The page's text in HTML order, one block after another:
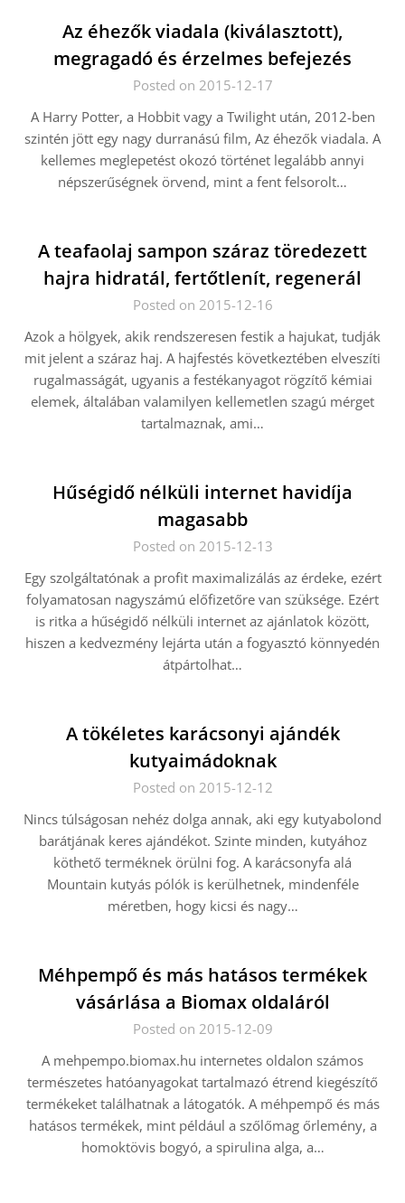
Az éhezők viadala (kiválasztott),
megragadó és érzelmes befejezés
Posted on 2015-12-17
A Harry Potter, a Hobbit vagy a Twilight után, 2012-ben
szintén jött egy nagy durranású film, Az éhezők viadala. A
kellemes meglepetést okozó történet legalább annyi
népszerűségnek örvend, mint a fent felsorolt…
A teafaolaj sampon száraz töredezett
hajra hidratál, fertőtlenít, regenerál
Posted on 2015-12-16
Azok a hölgyek, akik rendszeresen festik a hajukat, tudják
mit jelent a száraz haj. A hajfestés következtében elveszíti
rugalmasságát, ugyanis a festékanyagot rögzítő kémiai
elemek, általában valamilyen kellemetlen szagú mérget
tartalmaznak, ami…
Hűségidő nélküli internet havidíja
magasabb
Posted on 2015-12-13
Egy szolgáltatónak a profit maximalizálás az érdeke, ezért
folyamatosan nagyszámú előfizetőre van szüksége. Ezért
is ritka a hűségidő nélküli internet az ajánlatok között,
hiszen a kedvezmény lejárta után a fogyasztó könnyedén
átpártolhat…
A tökéletes karácsonyi ajándék
kutyaimádoknak
Posted on 2015-12-12
Nincs túlságosan nehéz dolga annak, aki egy kutyabolond
barátjának keres ajándékot. Szinte minden, kutyához
köthető terméknek örülni fog. A karácsonyfa alá
Mountain kutyás pólók is kerülhetnek, mindenféle
méretben, hogy kicsi és nagy…
Méhpempő és más hatásos termékek
vásárlása a Biomax oldaláról
Posted on 2015-12-09
A mehpempo.biomax.hu internetes oldalon számos
természetes hatóanyagokat tartalmazó étrend kiegészítő
termékeket találhatnak a látogatók. A méhpempő és más
hatásos termékek, mint például a szőlőmag őrlemény, a
homoktövis bogyó, a spirulina alga, a…